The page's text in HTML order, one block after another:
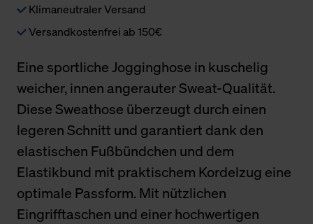
Klimaneutraler Versand
Versandkostenfrei ab 150€
Eine sportliche Jogginghose in kuschelig
weicher, innen angerauter Sweat-Qualität.
Diese Sweathose überzeugt durch einen
legeren Schnitt und garantiert dank den
elastischen Fußbündchen und dem
Elastikbund mit praktischem Kordelzug eine
optimale Passform. Mit nützlichen
Eingrifftaschen und einer hochwertigen